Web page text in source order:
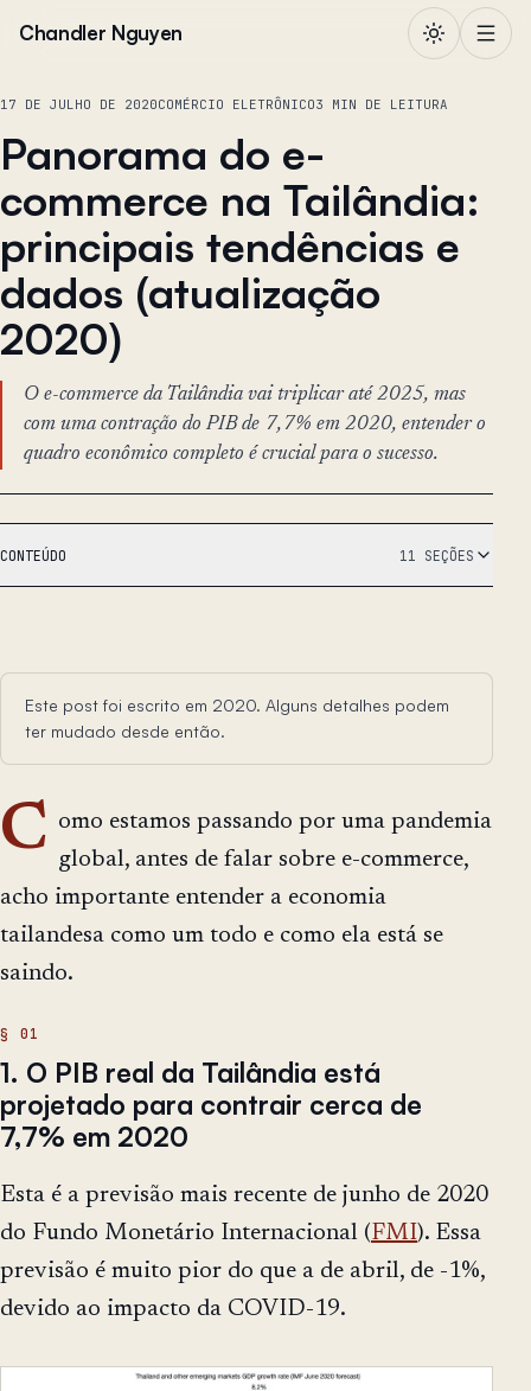
Chandler Nguyen
17 DE JULHO DE 2020COMÉRCIO ELETRÔNICO3 MIN DE LEITURA
Panorama do e-
commerce na Tailândia:
principais tendências e
dados (atualização
2020)
O e-commerce da Tailândia vai triplicar até 2025, mas
com uma contração do PIB de 7,7% em 2020, entender o
quadro econômico completo é crucial para o sucesso.
CONTEÚDO 11 SEÇÕES
Este post foi escrito em 2020. Alguns detalhes podem
ter mudado desde então.
C omo estamos passando por uma pandemia
global, antes de falar sobre e-commerce,
acho importante entender a economia
tailandesa como um todo e como ela está se
saindo.
1. O PIB real da Tailândia está
projetado para contrair cerca de
7,7% em 2020
Esta é a previsão mais recente de junho de 2020
do Fundo Monetário Internacional (FMI). Essa
previsão é muito pior do que a de abril, de -1%,
devido ao impacto da COVID-19.